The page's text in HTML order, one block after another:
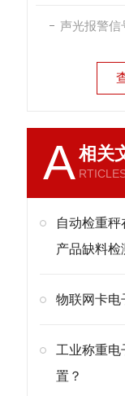
声光报警信
A相关
自动检重
产品缺料检
物联网卡电
工业称重
置？